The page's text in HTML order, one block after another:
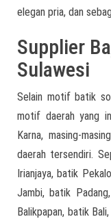
elegan pria, dan
Supplier
Sulawesi
Selain motif batik
motif daerah yang
Karna, masing-
daerah tersendiri.
Irianjaya, batik
Jambi, batik
Balikpapan, batik